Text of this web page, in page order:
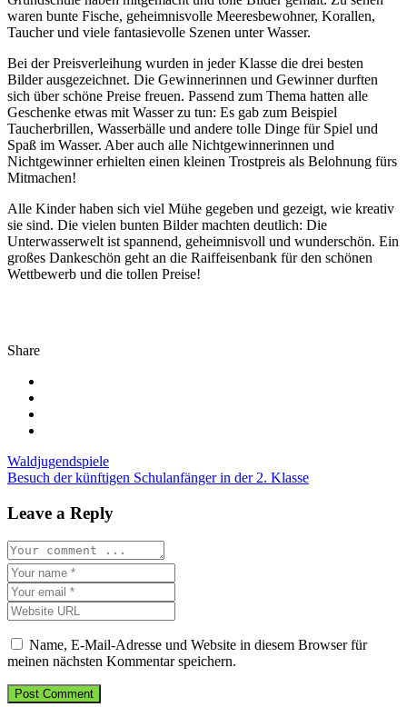
waren bunte Fische, geheimnisvolle Meeresbewohner, Korallen,
Taucher und viele fantasievolle Szenen unter Wasser.
Bei der Preisverleihung wurden in jeder Klasse die drei besten
Bilder ausgezeichnet. Die Gewinnerinnen und Gewinner durften
sich über schöne Preise freuen. Passend zum Thema hatten alle
Geschenke etwas mit Wasser zu tun: Es gab zum Beispiel
Taucherbrillen, Wasserbälle und andere tolle Dinge für Spiel und
Spaß im Wasser. Aber auch alle Nichtgewinnerinnen und
Nichtgewinner erhielten einen kleinen Trostpreis als Belohnung fürs
Mitmachen!
Alle Kinder haben sich viel Mühe gegeben und gezeigt, wie kreativ
sie sind. Die vielen bunten Bilder machten deutlich: Die
Unterwasserwelt ist spannend, geheimnisvoll und wunderschön. Ein
großes Dankeschön geht an die Raiffeisenbank für den schönen
Wettbewerb und die tollen Preise!
Share
Beitragsnavigation
Waldjugendspiele
Besuch der künftigen Schulanfänger in der 2. Klasse
Leave a Reply
Name, E-Mail-Adresse und Website in diesem Browser für
meinen nächsten Kommentar speichern.